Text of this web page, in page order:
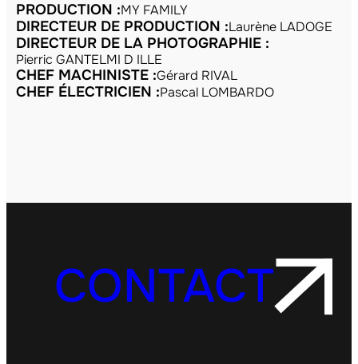
PRODUCTION :MY FAMILY
DIRECTEUR DE PRODUCTION :Laurène LADOGE
DIRECTEUR DE LA PHOTOGRAPHIE :
Pierric GANTELMI D ILLE
CHEF MACHINISTE :Gérard RIVAL
CHEF ÉLECTRICIEN :Pascal LOMBARDO
CONTACT